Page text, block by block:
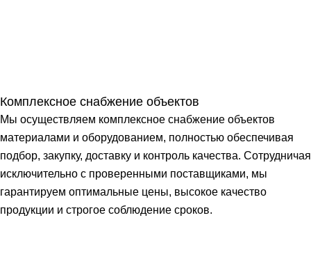
Комплексное снабжение объектов
Мы осуществляем комплексное снабжение объектов
материалами и оборудованием, полностью обеспечивая
подбор, закупку, доставку и контроль качества. Сотрудничая
исключительно с проверенными поставщиками, мы
гарантируем оптимальные цены, высокое качество
продукции и строгое соблюдение сроков.